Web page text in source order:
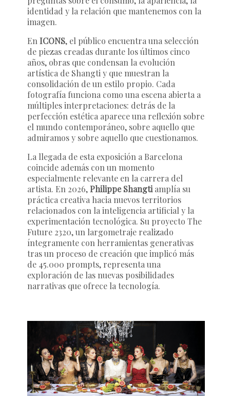
identidad y la relación que mantenemos con la
imagen.
EnICONS, el público encuentra una selección
de piezas creadas durante los últimos cinco
años, obras que condensan la evolución
artística de Shangti y que muestran la
consolidación de un estilo propio. Cada
fotografía funciona como una escena abierta a
múltiples interpretaciones: detrás de la
perfección estética aparece una reflexión sobre
el mundo contemporáneo, sobre aquello que
admiramos y sobre aquello que cuestionamos.
La llegada de esta exposición a Barcelona
coincide además con un momento
especialmente relevante en la carrera del
artista. En 2026,Philippe Shangtiamplía su
práctica creativa hacia nuevos territorios
relacionados con la inteligencia artificial y la
experimentación tecnológica. Su proyecto The
Future 2320, un largometraje realizado
íntegramente con herramientas generativas
tras un proceso de creación que implicó más
de 45.000 prompts, representa una
exploración de las nuevas posibilidades
narrativas que ofrece la tecnología.